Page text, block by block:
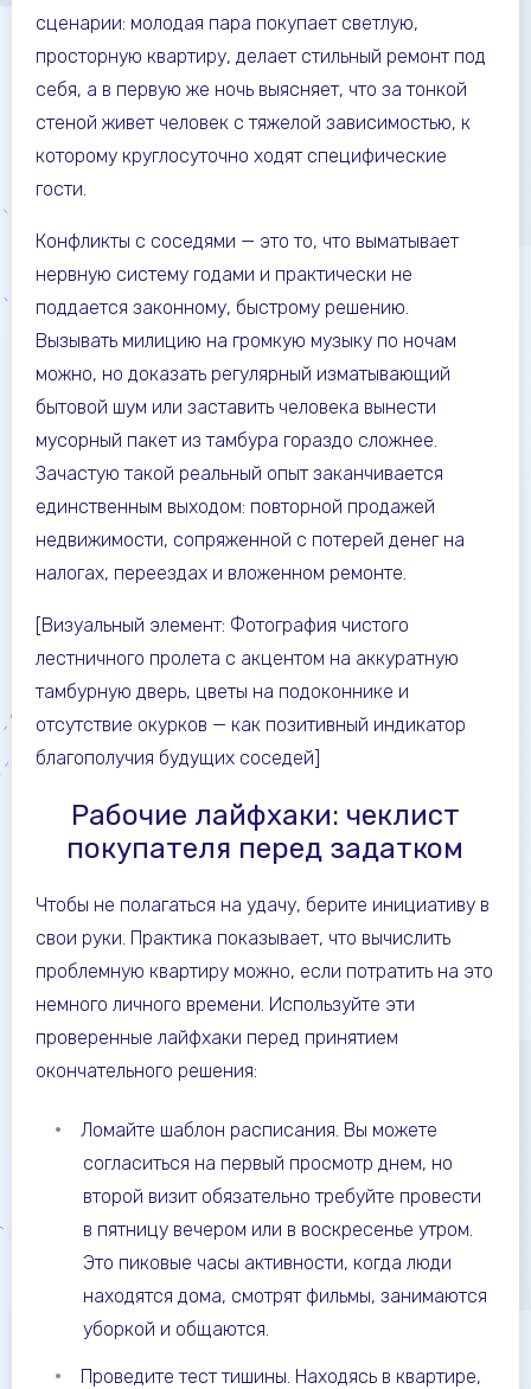
сценарии: молодая пара покупает светлую,
просторную квартиру, делает стильный ремонт под
себя, а в первую же ночь выясняет, что за тонкой
стеной живет человек с тяжелой зависимостью, к
которому круглосуточно ходят специфические
гости.
Конфликты с соседями — это то, что выматывает
нервную систему годами и практически не
поддается законному, быстрому решению.
Вызывать милицию на громкую музыку по ночам
можно, но доказать регулярный изматывающий
бытовой шум или заставить человека вынести
мусорный пакет из тамбура гораздо сложнее.
Зачастую такой реальный опыт заканчивается
единственным выходом: повторной продажей
недвижимости, сопряженной с потерей денег на
налогах, переездах и вложенном ремонте.
[Визуальный элемент: Фотография чистого
лестничного пролета с акцентом на аккуратную
тамбурную дверь, цветы на подоконнике и
отсутствие окурков — как позитивный индикатор
благополучия будущих соседей]
Рабочие лайфхаки: чеклист
покупателя перед задатком
Чтобы не полагаться на удачу, берите инициативу в
свои руки. Практика показывает, что вычислить
проблемную квартиру можно, если потратить на это
немного личного времени. Используйте эти
проверенные лайфхаки перед принятием
окончательного решения:
Ломайте шаблон расписания. Вы можете
согласиться на первый просмотр днем, но
второй визит обязательно требуйте провести
в пятницу вечером или в воскресенье утром.
Это пиковые часы активности, когда люди
находятся дома, смотрят фильмы, занимаются
уборкой и общаются.
Проведите тест тишины. Находясь в квартире,